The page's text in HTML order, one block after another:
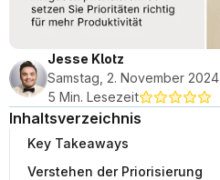
Jesse Klotz
Samstag, 2. November 2024
5 Min. Lesezeit
Inhaltsverzeichnis
Key Takeaways
Verstehen der Priorisierung